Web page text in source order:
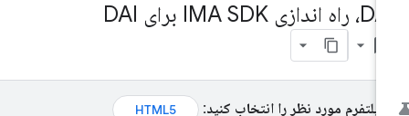
پلتفرم مورد نظر را انتخاب کنید:
HTML5